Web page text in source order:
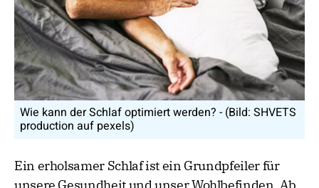
Wie kann der Schlaf optimiert werden? - (Bild: SHVETS
production auf pexels)
Ein erholsamer Schlaf ist ein Grundpfeiler für